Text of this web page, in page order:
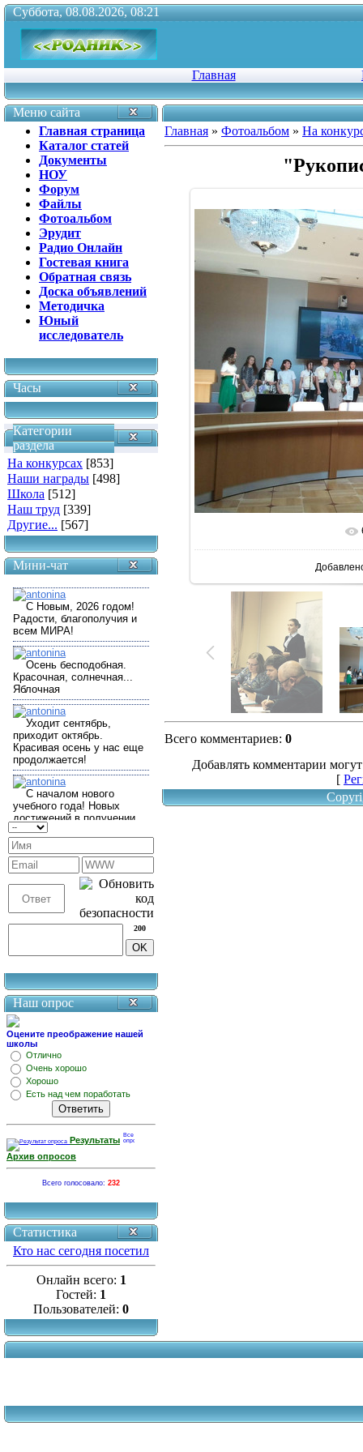
Суббота, 08.08.2026, 08:21
Главная
Меню сайта
Главная страница
Каталог статей
Документы
НОУ
Форум
Файлы
Фотоальбом
Эрудит
Радио Онлайн
Гостевая книга
Обратная связь
Доска объявлений
Методичка
Юный
исследователь
Часы
Категории
раздела
На конкурсах [853]
Наши награды [498]
Школа [512]
Наш труд [339]
Другие... [567]
Мини-чат
200
Наш опрос
Оцените преображение нашей
школы
Отлично
Очень хорошо
Хорошо
Есть над чем поработать
Результаты
Архив опросов
Всего голосовало: 232
Статистика
Кто нас сегодня посетил
Онлайн всего: 1
Гостей: 1
Пользователей: 0
Главная » Фотоальбом » На
В
Всего комментариев: 0
Добавлять комментарии
[